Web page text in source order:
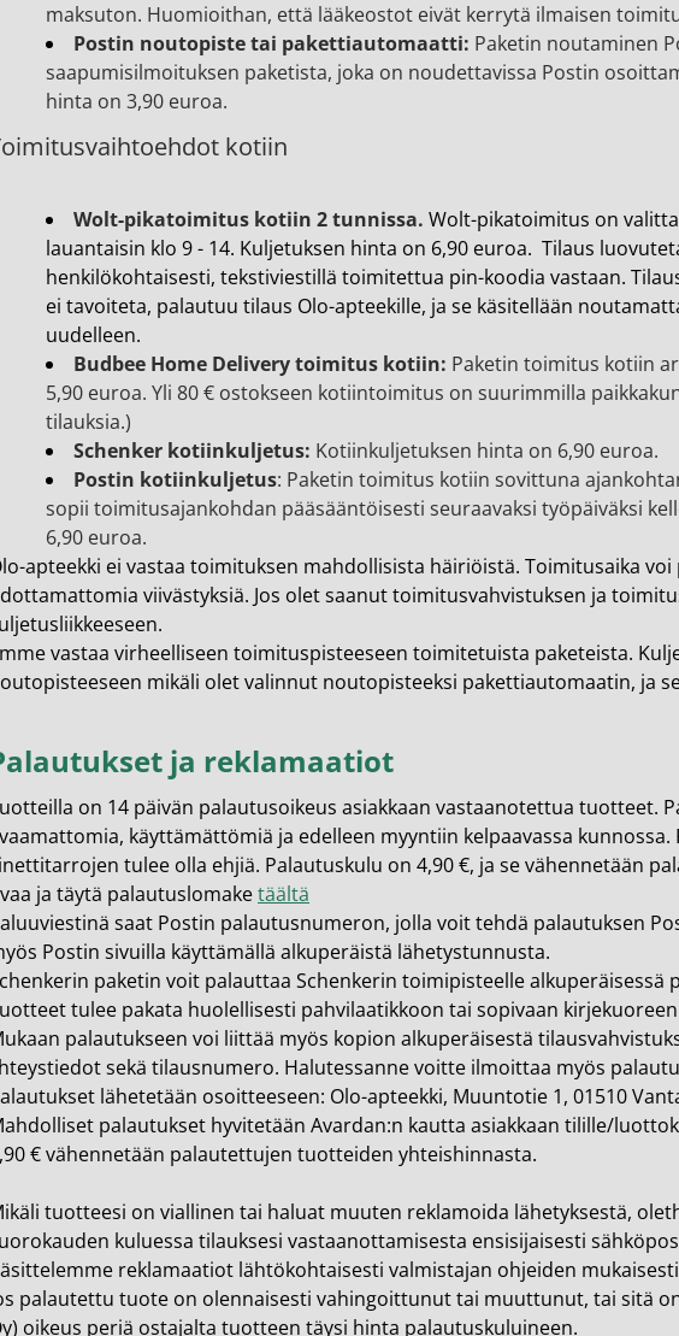
maksuton. Huomioithan, että lääkeostot eivät kerrytä ilmaisen
Postin noutopiste tai pakettiautomaatti: Paketin noutaminen
saapumisilmoituksen paketista, joka on noudettavissa Postin
hinta on 3,90 euroa.
kotiin
Wolt-pikatoimitus kotiin 2 tunnissa. Wolt-pikatoimitus on
lauantaisin klo 9 - 14. Kuljetuksen hinta on 6,90 euroa. Tilaus
henkilökohtaisesti, tekstiviestillä toimitettua pin-koodia vastaan.
ei tavoiteta, palautuu tilaus Olo-apteekille, ja se käsitellään
uudelleen.
Budbee Home Delivery toimitus kotiin: Paketin toimitus kotiin
5,90 euroa. Yli 80 € ostokseen kotiintoimitus on suurimmilla
tilauksia.)
Schenker kotiinkuljetus: Kotiinkuljetuksen hinta on 6,90 euroa.
Postin kotiinkuljetus: Paketin toimitus kotiin sovittuna
sopii toimitusajankohdan pääsääntöisesti seuraavaksi työpäiväksi
6,90 euroa.
apteekki ei vastaa toimituksen mahdollisista häiriöistä. Toimitusaika
viivästyksiä. Jos olet saanut toimitusvahvistuksen ja
vastaa virheelliseen toimituspisteeseen toimitetuista paketeista.
mikäli olet valinnut noutopisteeksi pakettiautomaatin, ja
ja reklamaatiot
on 14 päivän palautusoikeus asiakkaan vastaanotettua tuotteet.
käyttämättömiä ja edelleen myyntiin kelpaavassa kunnossa.
tulee olla ehjiä. Palautuskulu on 4,90 €, ja se vähennetään
ja täytä palautuslomaketäältä
saat Postin palautusnumeron, jolla voit tehdä palautuksen
Postin sivuilla käyttämällä alkuperäistä lähetystunnusta.
paketin voit palauttaa Schenkerin toimipisteelle alkuperäisessä
tulee pakata huolellisesti pahvilaatikkoon tai sopivaan
palautukseen voi liittää myös kopion alkuperäisestä
sekä tilausnumero. Halutessanne voitte ilmoittaa myös
lähetetään osoitteeseen: Olo-apteekki, Muuntotie 1, 01510
palautukset hyvitetään Avardan:n kautta asiakkaan tilille/
€ vähennetään palautettujen tuotteiden yhteishinnasta.
tuotteesi on viallinen tai haluat muuten reklamoida lähetyksestä,
kuluessa tilauksesi vastaanottamisesta ensisijaisesti
reklamaatiot lähtökohtaisesti valmistajan ohjeiden
palautettu tuote on olennaisesti vahingoittunut tai muuttunut, tai sitä
oikeus periä ostajalta tuotteen täysi hinta palautuskuluineen.